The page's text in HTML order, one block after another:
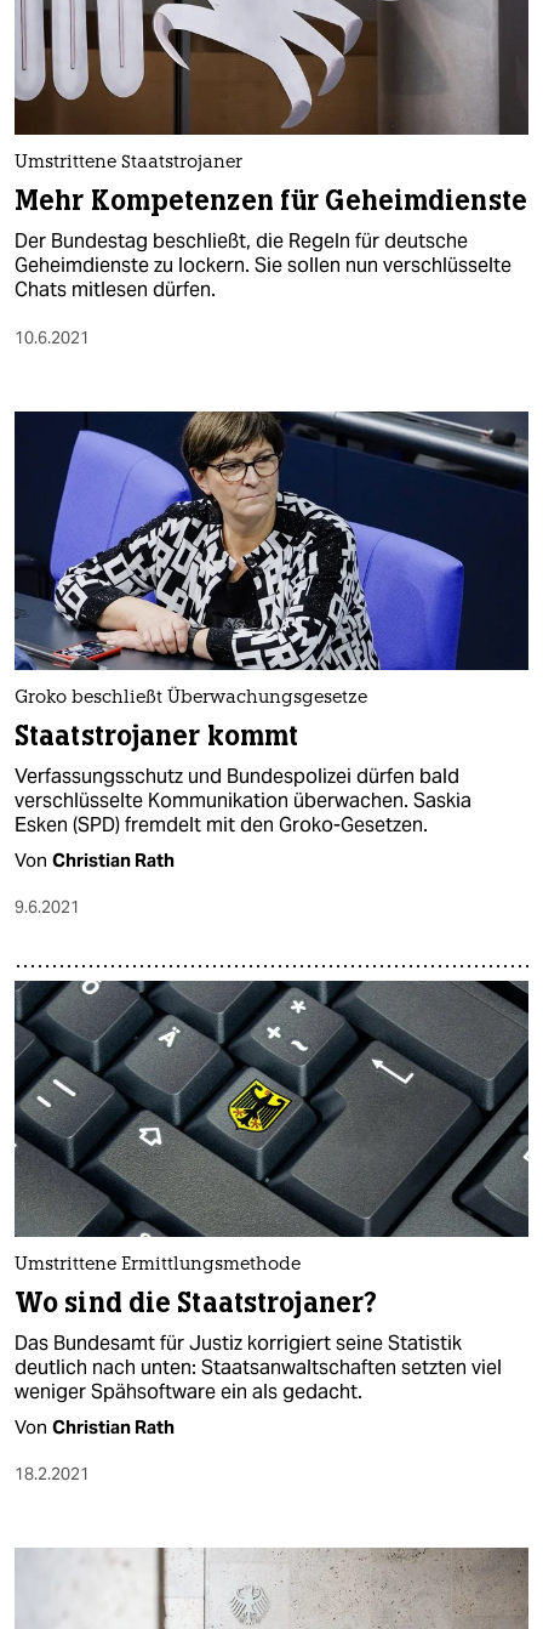
Umstrittene Staatstrojaner
Mehr Kompetenzen für Geheimdienste
Der Bundestag beschließt, die Regeln für deutsche
Geheimdienste zu lockern. Sie sollen nun verschlüsselte
Chats mitlesen dürfen.
10.6.2021
Groko beschließt Überwachungsgesetze
Staatstrojaner kommt
Verfassungsschutz und Bundespolizei dürfen bald
verschlüsselte Kommunikation überwachen. Saskia
Esken (SPD) fremdelt mit den Groko-Gesetzen.
Von Christian Rath
9.6.2021
Umstrittene Ermittlungsmethode
Wo sind die Staatstrojaner?
Das Bundesamt für Justiz korrigiert seine Statistik
deutlich nach unten: Staatsanwaltschaften setzten viel
weniger Spähsoftware ein als gedacht.
Von Christian Rath
18.2.2021